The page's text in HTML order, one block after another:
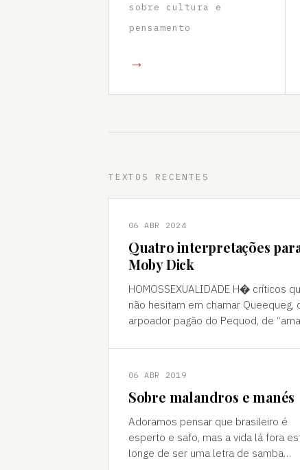
sobre cultura e
pensamento
→
TEXTOS RECENTES
06 ABR 2024
Quatro interpretações
Moby Dick
HOMOSSEXUALIDADE H� críticos que
não hesitam em chamar Queequeg,
arpoador pagão do Pequod, de
pode ser contestada, mas é
06 ABR 2019
Sobre malandros e manés
Adoramos pensar que brasileiro é
esperto e safo, mas a vida lá fora
longe de ser uma letra de samba